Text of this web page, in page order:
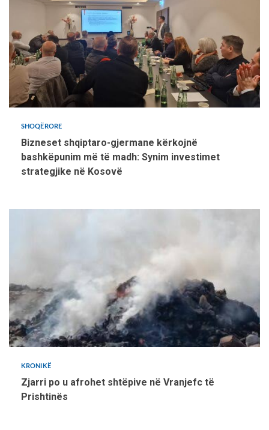
SHOQËRORE
Bizneset shqiptaro-gjermane kërkojnë
bashkëpunim më të madh: Synim investimet
strategjike në Kosovë
KRONIKË
Zjarri po u afrohet shtëpive në Vranjefc të
Prishtinës